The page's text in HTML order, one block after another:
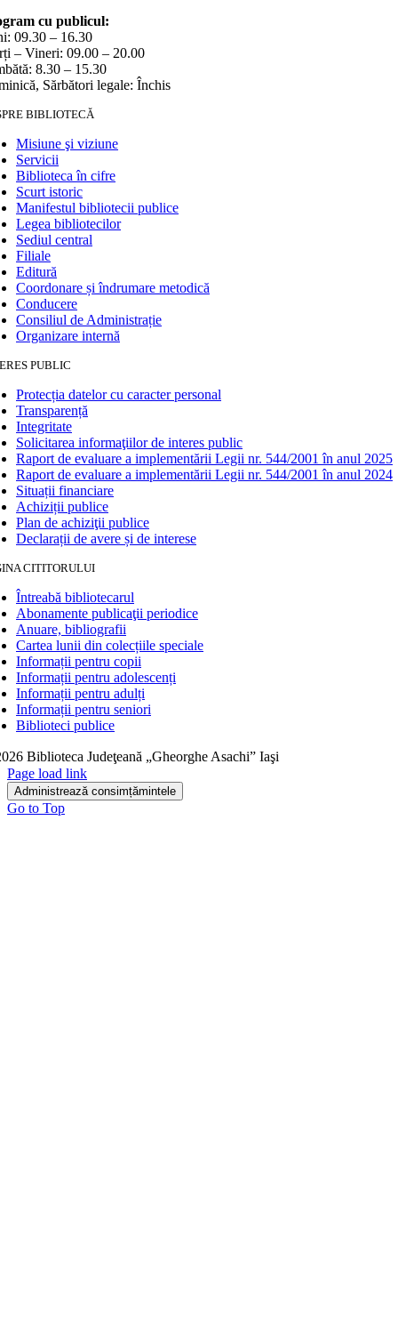
cu publicul:
09.30 – 16.30
– Vineri: 09.00 – 20.00
8.30 – 15.30
Sărbători legale: Închis
BIBLIOTECĂ
Misiune şi viziune
Servicii
Biblioteca în cifre
Scurt istoric
Manifestul bibliotecii publice
Legea bibliotecilor
Sediul central
Filiale
Editură
Coordonare și îndrumare metodică
Conducere
Consiliul de Administrație
Organizare internă
PUBLIC
Protecția datelor cu caracter personal
Transparență
Integritate
Solicitarea informaţiilor de interes public
Raport de evaluare a implementării Legii nr. 544/2001 în anul 2025
Raport de evaluare a implementării Legii nr. 544/2001 în anul 2024
Situații financiare
Achiziții publice
Plan de achiziţii publice
Declarații de avere și de interese
CITITORULUI
Întreabă bibliotecarul
Abonamente publicaţii periodice
Anuare, bibliografii
Cartea lunii din colecțiile speciale
Informații pentru copii
Informații pentru adolescenți
Informații pentru adulți
Informații pentru seniori
Biblioteci publice
Biblioteca Judeţeană „Gheorghe Asachi” Iaşi
Page load link
Administrează consimțămintele
Go to Top